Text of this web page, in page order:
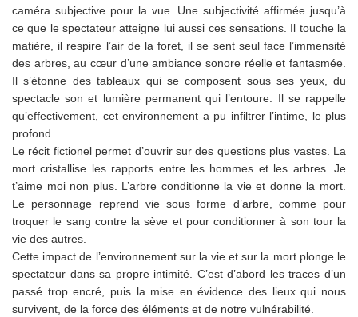
caméra subjective pour la vue. Une subjectivité affirmée jusqu’à
ce que le spectateur atteigne lui aussi ces sensations. Il touche la
matière, il respire l’air de la foret, il se sent seul face l’immensité
des arbres, au cœur d’une ambiance sonore réelle et fantasmée.
Il s’étonne des tableaux qui se composent sous ses yeux, du
spectacle son et lumière permanent qui l’entoure. Il se rappelle
qu’effectivement, cet environnement a pu infiltrer l’intime, le plus
profond.
Le récit fictionel permet d’ouvrir sur des questions plus vastes. La
mort cristallise les rapports entre les hommes et les arbres. Je
t’aime moi non plus. L’arbre conditionne la vie et donne la mort.
Le personnage reprend vie sous forme d’arbre, comme pour
troquer le sang contre la sève et pour conditionner à son tour la
vie des autres.
Cette impact de l’environnement sur la vie et sur la mort plonge le
spectateur dans sa propre intimité. C’est d’abord les traces d’un
passé trop encré, puis la mise en évidence des lieux qui nous
survivent, de la force des éléments et de notre vulnérabilité.